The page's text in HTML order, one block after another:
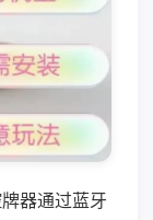
器通过蓝牙